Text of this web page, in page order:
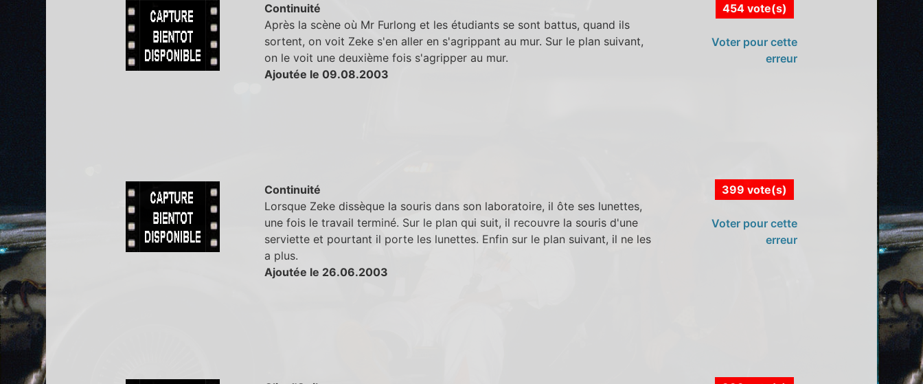
Continuité
Après la scène où Mr Furlong et les étudiants se sont battus, quand ils
sortent, on voit Zeke s'en aller en s'agrippant au mur. Sur le plan suivant,
on le voit une deuxième fois s'agripper au mur.
Ajoutée le 09.08.2003
454 vote(s)
Voter pour cette
erreur
Continuité
Lorsque Zeke dissèque la souris dans son laboratoire, il ôte ses lunettes,
une fois le travail terminé. Sur le plan qui suit, il recouvre la souris d'une
serviette et pourtant il porte les lunettes. Enfin sur le plan suivant, il ne les
a plus.
Ajoutée le 26.06.2003
399 vote(s)
Voter pour cette
erreur